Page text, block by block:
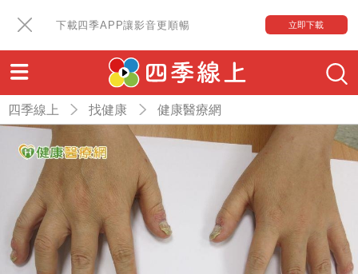
下載四季APP讓影音更順暢 立即下載
四季線上 找健康 健康醫療網